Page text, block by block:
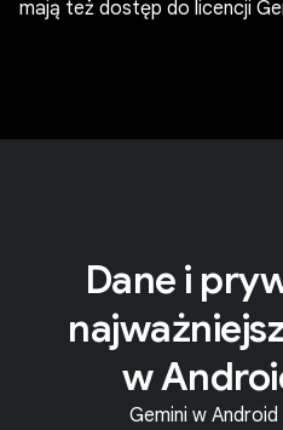
mają też dostęp do licencji
Dane i
w
Gemini w